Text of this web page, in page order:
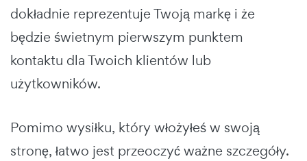
dokładnie reprezentuje Twoją markę i że
będzie świetnym pierwszym punktem
kontaktu dla Twoich klientów lub
użytkowników.
Pomimo wysiłku, który włożyłeś w swoją
stronę, łatwo jest przeoczyć ważne szczegóły.